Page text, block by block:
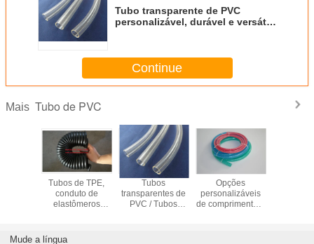
Tubo transparente de PVC
personalizável, durável e versátil
Continue
Mais Tubo de PVC
UV
Tubos de TPE,
conduto de
elastômeros
Tubos
transparentes de
PVC / Tubos
Opções
personalizáveis
de comprimento e
Mude a língua